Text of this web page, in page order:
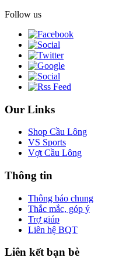
Follow us
Our Links
Shop Cầu Lông
VS Sports
Vợt Cầu Lông
Thông tin
Thông báo chung
Thắc mắc, góp ý
Trợ giúp
Liên hệ BQT
Liên kết bạn bè